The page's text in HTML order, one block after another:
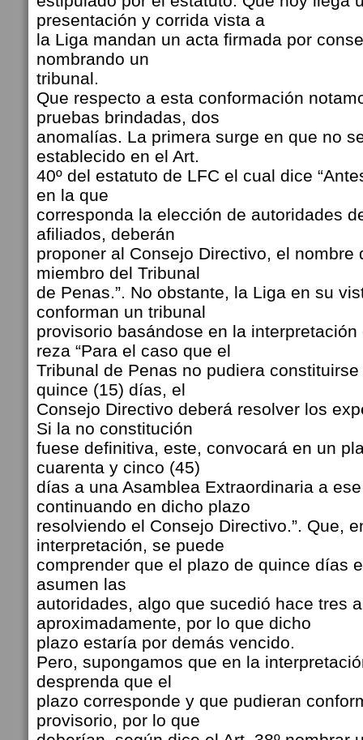
presentación y corrida vista a
la Liga mandan un acta firmada por
nombrando un
tribunal.
Que respecto a esta conformación
pruebas brindadas, dos
anomalías. La primera surge en que no
establecido en el Art.
40º del estatuto de LFC el cual dice
en la que
corresponda la elección de autoridades
afiliados, deberán
proponer al Consejo Directivo, el nombre
miembro del Tribunal
de Penas.”. No obstante, la Liga en su
conforman un tribunal
provisorio basándose en la interpretación
reza “Para el caso que el
Tribunal de Penas no pudiera
quince (15) días, el
Consejo Directivo deberá resolver los
Si la no constitución
fuese definitiva, este, convocará en un
cuarenta y cinco (45)
días a una Asamblea Extraordinaria a
continuando en dicho plazo
resolviendo el Consejo Directivo.”. Que,
interpretación, se puede
comprender que el plazo de quince días
asumen las
autoridades, algo que sucedió hace tres
aproximadamente, por lo que dicho
plazo estaría por demás vencido.
Pero, supongamos que en la
desprenda que el
plazo corresponde y que pudieran
provisorio, por lo que